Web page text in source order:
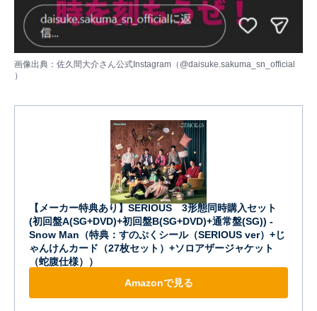
画像出典：佐久間大介さん公式Instagram（ @daisuke.sakuma_sn_official
）
【メーカー特典あり】SERIOUS 3形態同時購入セット
(初回盤A(SG+DVD)+初回盤B(SG+DVD)+通常盤(SG)) -
Snow Man（特典：すのぷくシール（SERIOUS ver）+じ
ゃんけんカード（27枚セット）+ソロアザージャケット
（蛇腹仕様））
Amazonで見る